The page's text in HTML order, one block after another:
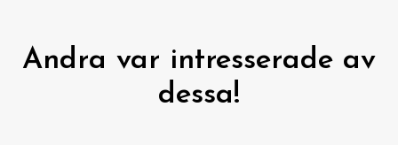
Andra var intresserade av
dessa!